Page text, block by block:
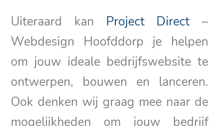
Uiteraard kan Project Direct–
Webdesign Hoofddorp je helpen
om jouw ideale bedrijfswebsite te
ontwerpen, bouwen en lanceren.
Ook denken wij graag mee naar de
mogelijkheden om jouw bedrijf